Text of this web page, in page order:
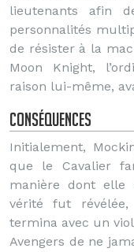
lieutenants afin
personnalités
de résister à la
Moon Knight,
raison lui-même,
Conséquences
Initialement,
que le Cavalier
manière dont elle
vérité fut révélée,
termina avec un
Avengers de ne